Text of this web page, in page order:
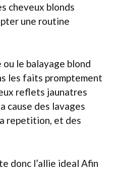
cheveux blonds
une routine
le balayage blond
les faits promptement
reflets jaunatres
cause des lavages
repetition, et des
donc l’allie ideal Afin